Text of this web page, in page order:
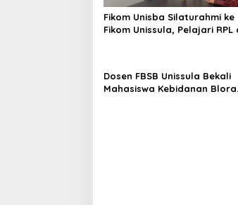
Fikom Unisba Silaturahmi ke
Fikom Unissula, Pelajari RPL
Dosen FBSB Unissula Bekali
Mahasiswa Kebidanan Blora